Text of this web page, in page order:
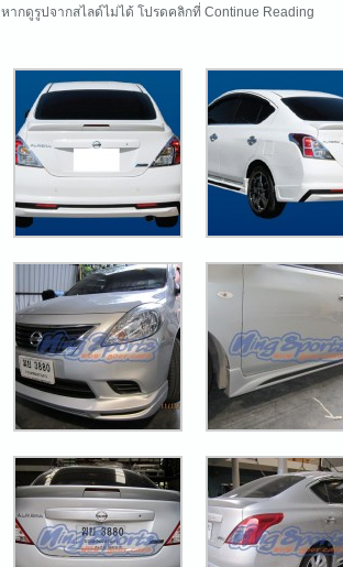
หากดูรูปจากสไลด์ไม่ได้ โปรดคลิกที่ Continue Reading